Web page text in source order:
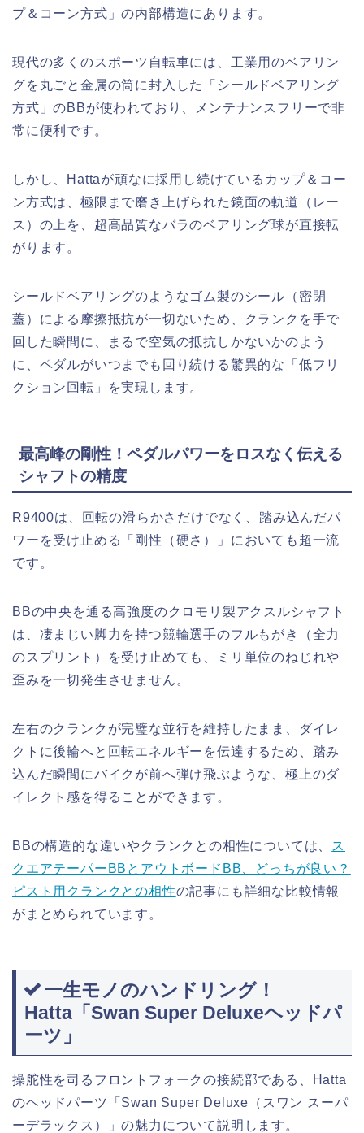
プ＆コーン方式」の内部構造にあります。
現代の多くのスポーツ自転車には、工業用のベアリン
グを丸ごと金属の筒に封入した「シールドベアリング
方式」のBBが使われており、メンテナンスフリーで非
常に便利です。
しかし、Hattaが頑なに採用し続けているカップ＆コー
ン方式は、極限まで磨き上げられた鏡面の軌道（レー
ス）の上を、超高品質なバラのベアリング球が直接転
がります。
シールドベアリングのようなゴム製のシール（密閉
蓋）による摩擦抵抗が一切ないため、クランクを手で
回した瞬間に、まるで空気の抵抗しかないかのよう
に、ペダルがいつまでも回り続ける驚異的な「低フリ
クション回転」を実現します。
最高峰の剛性！ペダルパワーをロスなく伝える
シャフトの精度
R9400は、回転の滑らかさだけでなく、踏み込んだパ
ワーを受け止める「剛性（硬さ）」においても超一流
です。
BBの中央を通る高強度のクロモリ製アクスルシャフト
は、凄まじい脚力を持つ競輪選手のフルもがき（全力
のスプリント）を受け止めても、ミリ単位のねじれや
歪みを一切発生させません。
左右のクランクが完璧な並行を維持したまま、ダイレ
クトに後輪へと回転エネルギーを伝達するため、踏み
込んだ瞬間にバイクが前へ弾け飛ぶような、極上のダ
イレクト感を得ることができます。
BBの構造的な違いやクランクとの相性については、
ス
クエアテーパーBBとアウトボードBB、どっちが良い？
ピスト用クランクとの相性の記事にも詳細な比較情報
がまとめられています。
一生モノのハンドリング！
Hatta「Swan Super Deluxeヘッドパ
ーツ」
操舵性を司るフロントフォークの接続部である、Hatta
のヘッドパーツ「Swan Super Deluxe（スワン スーパ
ーデラックス）」の魅力について説明します。